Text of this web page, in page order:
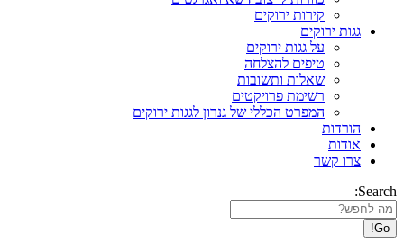
קירות ירוקים
גגות ירוקים
על גגות ירוקים
טיפים להצלחה
שאלות ותשובות
רשימת פרויקטים
המפרט הכללי של גנרון לגגות ירוקים
הורדות
אודות
צרו קשר
Search: